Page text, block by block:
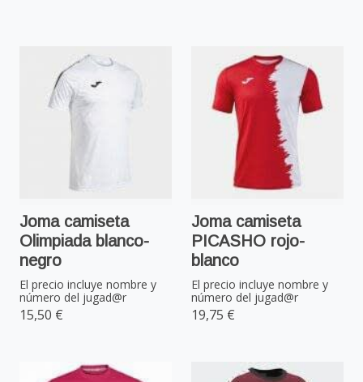
Joma camiseta
Olimpiada blanco-
negro
El precio incluye nombre y
número del jugad@r
15,50 €
Joma camiseta
PICASHO rojo-
blanco
El precio incluye nombre y
número del jugad@r
19,75 €